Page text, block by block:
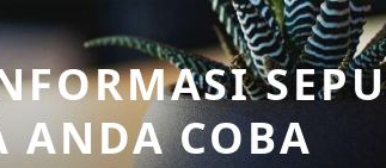
ANDA COBA